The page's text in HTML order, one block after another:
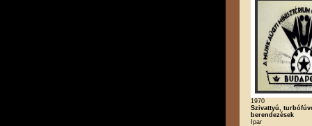
1970
Szivattyú,
berendezések
Ipar